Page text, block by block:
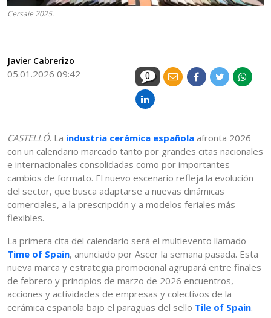
Cersaie 2025.
Javier Cabrerizo
05.01.2026 09:42 0
CASTELLÓ. La industria cerámica española afronta 2026
con un calendario marcado tanto por grandes citas nacionales
e internacionales consolidadas como por importantes
cambios de formato. El nuevo escenario refleja la evolución
del sector, que busca adaptarse a nuevas dinámicas
comerciales, a la prescripción y a modelos feriales más
flexibles.
La primera cita del calendario será el multievento llamado
Time of Spain, anunciado por Ascer la semana pasada. Esta
nueva marca y estrategia promocional agrupará entre finales
de febrero y principios de marzo de 2026 encuentros,
acciones y actividades de empresas y colectivos de la
cerámica española bajo el paraguas del sello Tile of Spain.